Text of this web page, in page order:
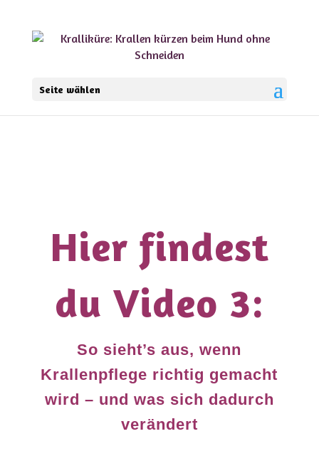
Seite wählen
Hier findest
du Video 3:
So sieht’s aus, wenn
Krallenpflege richtig gemacht
wird – und was sich dadurch
verändert